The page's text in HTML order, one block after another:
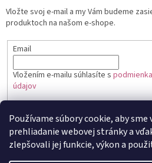
Používame súbory cookie, aby
prehliadanie webovej stránky a
zlepšovali jej funkcie, výkon a
Vložte svoj e-mail a my Vám budeme
produktoch na našom e-shope.
Email
Vložením e-mailu súhlasíte s
údajov
PRIHLÁSIŤ SA